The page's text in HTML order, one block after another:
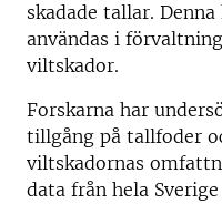
skadade tallar.
användas i
viltskador.
Forskarna har
tillgång på tallfoder
viltskadornas
data från hela